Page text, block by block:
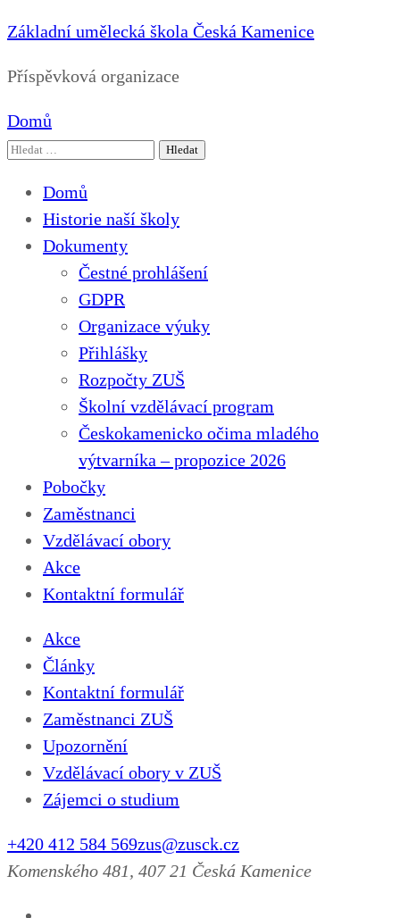
Základní umělecká škola Česká Kamenice
Příspěvková organizace
Domů
Vyhledávání
Domů
Historie naší školy
Dokumenty
Čestné prohlášení
GDPR
Organizace výuky
Přihlášky
Rozpočty ZUŠ
Školní vzdělávací program
Českokamenicko očima mladého
výtvarníka – propozice 2026
Pobočky
Zaměstnanci
Vzdělávací obory
Akce
Kontaktní formulář
Akce
Články
Kontaktní formulář
Zaměstnanci ZUŠ
Upozornění
Vzdělávací obory v ZUŠ
Zájemci o studium
+420 412 584 569zus@zusck.cz
Komenského 481, 407 21 Česká Kamenice